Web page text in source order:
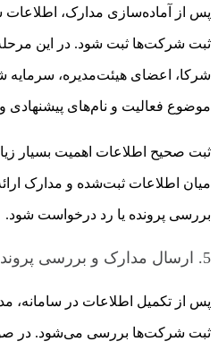
پس از آماده‌سازی مدارک، اطلاعات
ثبت شرکت‌ها ثبت شود. در این
شرکا، اعضای هیئت‌مدیره،
موضوع فعالیت و نام‌های پیشنهادی
ثبت صحیح اطلاعات اهمیت بسیار
میان اطلاعات ثبت‌شده و مدارک
بررسی پرونده یا رد درخواست شود.
5. ارسال مدارک و بررسی پرونده
پس از تکمیل اطلاعات در سامانه،
ثبت شرکت‌ها بررسی می‌شود. در